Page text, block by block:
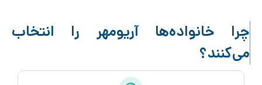
چرا خانواده‌ها آریومهر را انتخاب
می‌کنند؟